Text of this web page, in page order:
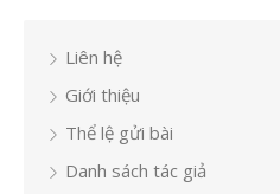
Liên hệ
Giới thiệu
Thể lệ gửi bài
Danh sách tác giả